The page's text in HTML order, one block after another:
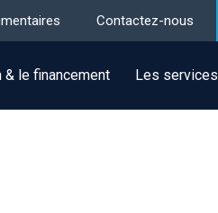
Contactez-nous
& le financement Les services